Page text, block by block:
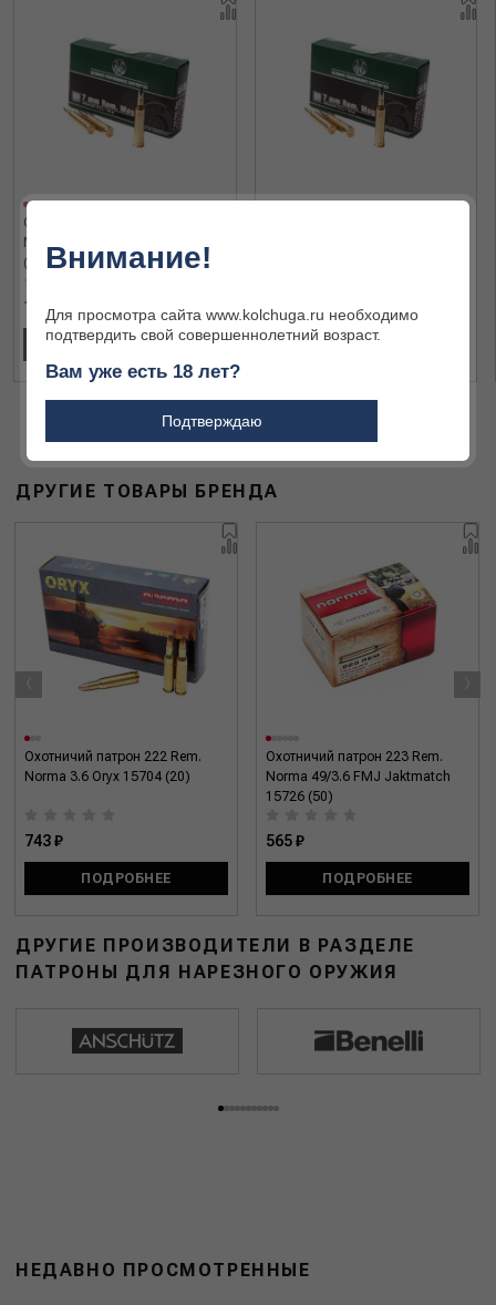
Охотничий патрон 7 mm Rem.
Mag. RWS 10.3 EVO 2316530
(20)
1 210 ₽
ПОДРОБНЕЕ
1 210 ₽
ПОДРОБНЕЕ
ДРУГИЕ ТОВАРЫ БРЕНДА
Охотничий патрон 222 Rem.
Norma 3.6 Oryx 15704 (20)
743 ₽
ПОДРОБНЕЕ
Охотничий патрон 223 Rem.
Norma 49/3.6 FMJ Jaktmatch
15726 (50)
565 ₽
ПОДРОБНЕЕ
‹ ›
ДРУГИЕ ПРОИЗВОДИТЕЛИ В РАЗДЕЛЕ
ПАТРОНЫ ДЛЯ НАРЕЗНОГО ОРУЖИЯ
НЕДАВНО ПРОСМОТРЕННЫЕ
Внимание!
Для просмотра сайта www.kolchuga.ru необходимо
подтвердить свой совершеннолетний возраст.
Вам уже есть 18 лет?
Подтверждаю